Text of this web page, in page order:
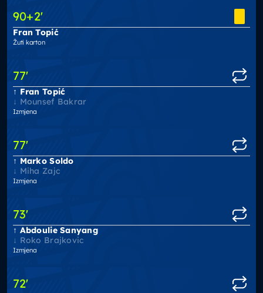
90+2'
Fran Topić
Žuti karton
77'
Fran Topić
Mounsef Bakrar
Izmjena
77'
Marko Soldo
Miha Zajc
Izmjena
73'
Abdoulie Sanyang
Roko Brajkovic
Izmjena
72'